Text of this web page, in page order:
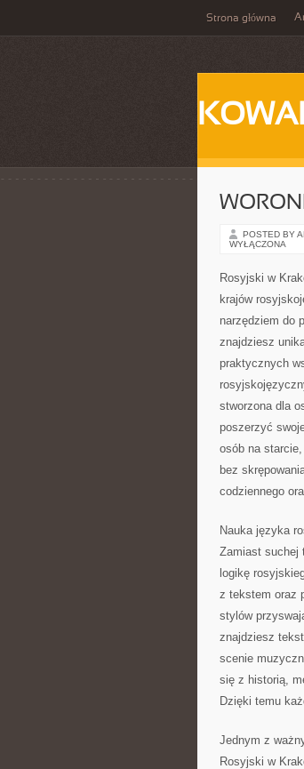
Strona główna
POSTED BY
WYŁĄCZONA
Rosyjski w
krajów
narzędziem do
znajdziesz
praktycznych
stworzona dla
poszerzyć
osób na
bez
codziennego
Nauka języka
Zamiast suchej
logikę
z tekstem oraz
stylów
znajdziesz
scenie
się z historią,
Dzięki temu
Jednym z
Rosyjski w